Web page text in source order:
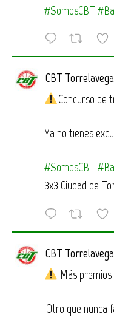
#SomosCBT
CBT Torrelavega
Concurso de
Ya no tienes
#SomosCBT
3x3 Ciudad de
CBT Torrelavega
¡Más
¡Otro que nunca